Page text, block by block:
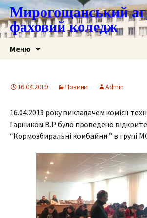
Мирогощанський
фаховий коледж
Меню
16.04.2019 Новини Admin
16.04.2019 року викладачем комісії
Гарником В.Р було проведено
“Кормозбиральні комбайни ” в групі